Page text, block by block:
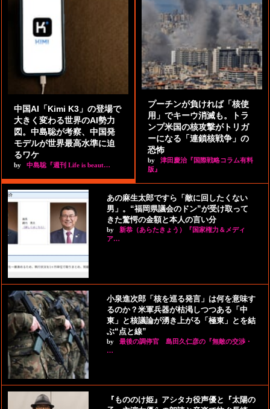
中国AI「Kimi K3」の登場で
大きく変わる世界のAI勢力
図。中島聡が考察、中国発
モデルが世界最高水準に迫
るワケ
by 中島聡『週刊 Life is beaut…
プーチンが負ければ「核使
用」でキーウ消滅も。トラ
ンプ米国の核攻撃がトリガ
ーになる「連鎖核戦争」の
恐怖
by
津田慶治『国際戦略コラム有料
版』
あの麻生太郎ですら「敵に回したくない
男」。“福岡県議会のドン”が受け取って
きた驚愕の金額と本人の言い分
by
新恭（あらたきょう）『国家権力＆メディ
ア…
小泉進次郎「核を巡る発言」は何を意味す
るのか？米軍兵器が枯渇しつつある「中
東」と核議論が湧き上がる「極東」とを結
ぶ“点と線”
by
最後の調停官 島田久仁彦の『無敵の交渉・
…
『もののけ姫』アシタカ役声優と『太陽の